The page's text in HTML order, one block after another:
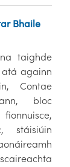
Bhaile
taighde
againn
Contae
bloc
stáisiúin